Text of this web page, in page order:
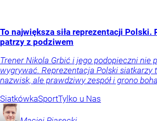
To największa siła reprezentacji Polski.
patrzy z podziwem
Trener Nikola Grbić i jego podopieczni nie
wygrywać. Reprezentacja Polski siatkarzy
nazwisk, ale prawdziwy zespół i grono
SiatkówkaSportTylko u Nas